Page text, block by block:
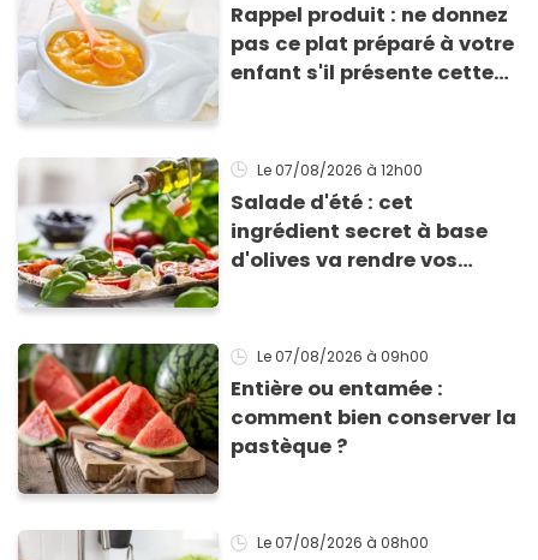
Rappel produit : ne donnez
pas ce plat préparé à votre
enfant s'il présente cette
Le 07/08/2026 à 12h00
Salade d'été : cet
ingrédient secret à base
d'olives va rendre vos
Le 07/08/2026 à 09h00
Entière ou entamée :
comment bien conserver la
pastèque ?
Le 07/08/2026 à 08h00